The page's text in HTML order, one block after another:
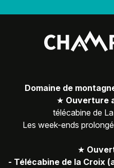
Domaine de
★ Ouverture
télécabine de
Les week-ends
★
- Télécabine de la Croix